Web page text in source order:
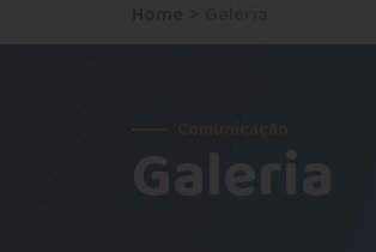
Home
Galeria